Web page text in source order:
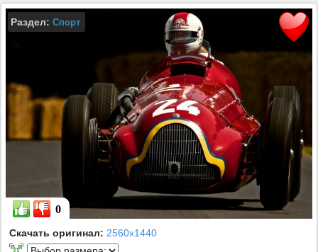
Раздел: Спорт
0
Скачать оригинал: 2560x1440